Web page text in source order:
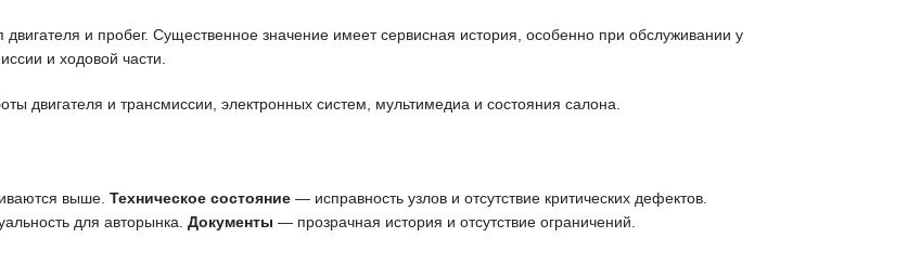
и пробег. Существенное значение имеет сервисная история, особенно при обслуживании у
и ходовой части.
двигателя и трансмиссии, электронных систем, мультимедиа и состояния салона.
выше. Техническое состояние — исправность узлов и отсутствие критических дефектов.
для авторынка. Документы — прозрачная история и отсутствие ограничений.